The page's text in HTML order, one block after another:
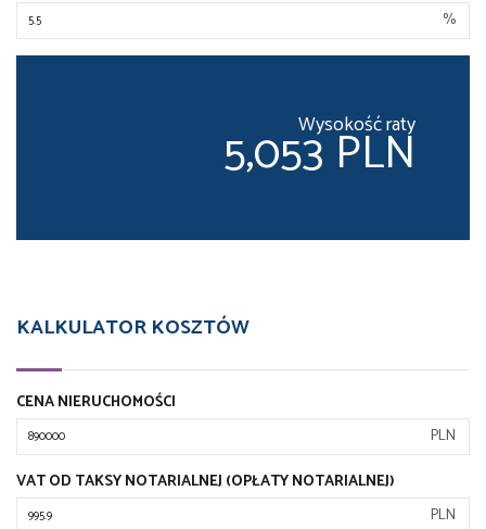
%
Wysokość raty
5,053 PLN
KALKULATOR KOSZTÓW
CENA NIERUCHOMOŚCI
PLN
VAT OD TAKSY NOTARIALNEJ (OPŁATY NOTARIALNEJ)
PLN